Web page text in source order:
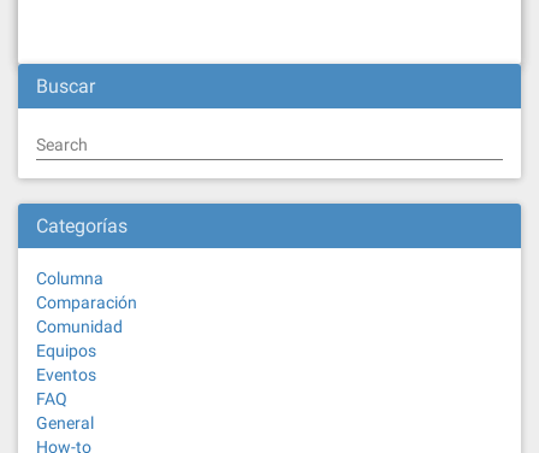
Buscar
Search
Categorías
Columna
Comparación
Comunidad
Equipos
Eventos
FAQ
General
How-to